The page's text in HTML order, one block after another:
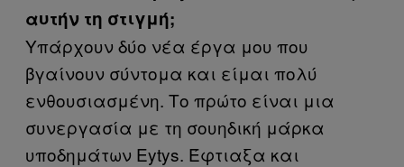
αυτήν τη στιγμή;
Υπάρχουν δύο νέα έργα μου που
βγαίνουν σύντομα και είμαι πολύ
ενθουσιασμένη. Το πρώτο είναι μια
συνεργασία με τη σουηδική μάρκα
υποδημάτων Eytys. Έφτιαξα και